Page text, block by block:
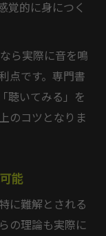
覚的に身につく
ら実際に音を鳴
点です。専門書
聴いてみる」を
のコツとなりま
能
に難解とされる
の理論も実際に